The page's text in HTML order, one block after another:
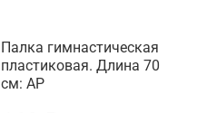
Палка гимнастическая
пластиковая. Длина 70
см: АР